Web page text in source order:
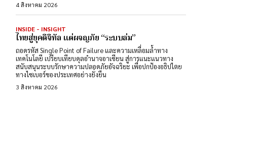
4 สิงหาคม 2026
INSIDE - INSIGHT
ไทยสู่ยุคดิจิทัล แต่ผจญภัย “ระบบล่ม”
ถอดรหัส Single Point of Failure และความเหลื่อมล้ำทาง
เทคโนโลยี เปรียบเทียบดุลอำนาจอาเซียน สู่การแนะแนวทาง
สนับสนุนระบบรักษาความปลอดภัยอัจฉริยะ เพื่อปกป้องอธิปไตย
ทางไซเบอร์ของประเทศอย่างยั่งยืน
3 สิงหาคม 2026